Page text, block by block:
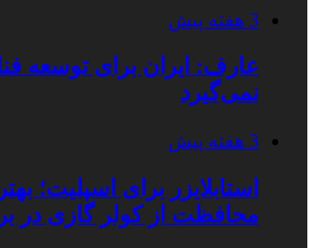
3 هفته پیش
عارف: ایران برای توسعه
نمی‌گیرد
3 هفته پیش
استابلایزر برای اسپلیت؛
محافظت از کولر گازی در